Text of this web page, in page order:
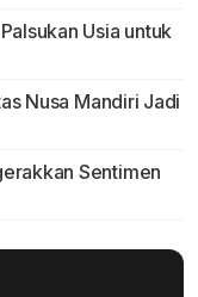
Usia untuk
Nusa Mandiri Jadi
Sentimen